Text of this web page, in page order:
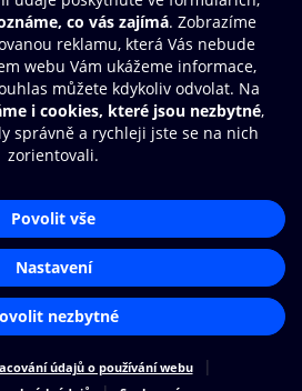
údajů
Aplikace O2 Knihovna
Čti a poslouchej své e-knihy a
audioknihy rychleji a pohodlněji.